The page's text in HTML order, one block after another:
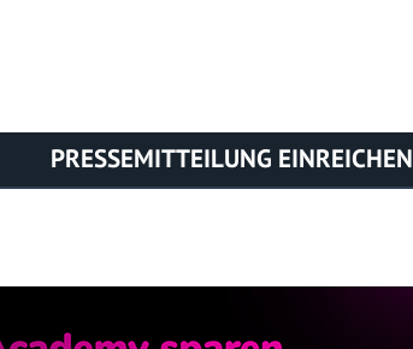
PRESSEMITTEILUNG EINREICHEN